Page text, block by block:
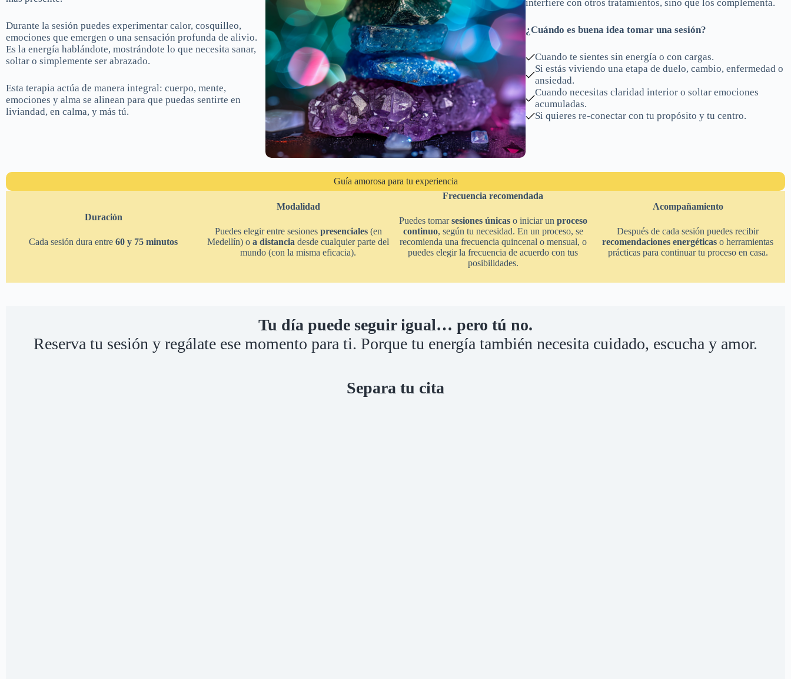
Durante la sesión puedes experimentar calor, cosquilleo,
emociones que emergen o una sensación profunda de alivio.
Es la energía hablándote, mostrándote lo que necesita sanar,
soltar o simplemente ser abrazado.
Esta terapia actúa de manera integral: cuerpo, mente,
emociones y alma se alinean para que puedas sentirte en
liviandad, en calma, y más tú.
interfiere con otros tratamientos, sino que los complementa.
¿Cuándo es buena idea tomar una sesión?
Cuando te sientes sin energía o con cargas.
Si estás viviendo una etapa de duelo, cambio, enfermedad o
ansiedad.
Cuando necesitas claridad interior o soltar emociones
acumuladas.
Si quieres re-conectar con tu propósito y tu centro.
Guía amorosa para tu experiencia
Duración
Cada sesión dura entre 60 y 75 minutos
Modalidad
Puedes elegir entre sesiones presenciales(en
Medellín) o a distancia desde cualquier parte del
mundo (con la misma eficacia).
Frecuencia recomendada
Puedes tomarsesiones únicas o iniciar un proceso
continuo, según tu necesidad. En un proceso, se
recomienda una frecuencia quincenal o mensual, o
puedes elegir la frecuencia de acuerdo con tus
posibilidades.
Acompañamiento
Después de cada sesión puedes recibir
recomendaciones energéticas o herramientas
prácticas para continuar tu proceso en casa.
Tu día puede seguir igual… pero tú no.
Reserva tu sesión y regálate ese momento para ti. Porque tu energía también necesita cuidado, escucha y amor.
Separa tu cita